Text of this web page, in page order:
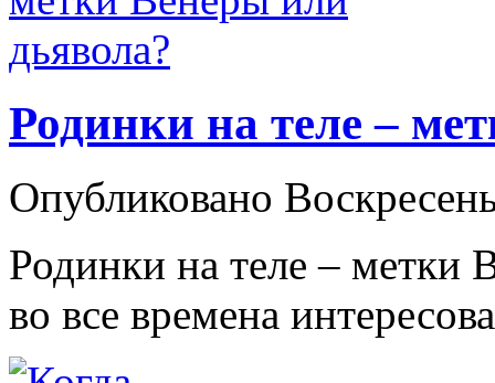
Родинки на теле –
Опубликовано
Родинки на теле – метки
во все времена